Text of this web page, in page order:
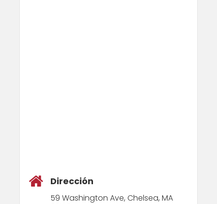
Dirección
59 Washington Ave, Chelsea, MA